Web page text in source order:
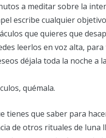
a meditar sobre la
escribe cualquier
que quieres que
leerlos en voz alta,
déjala toda la noche a
quémala.
tienes que saber para
de otros rituales de luna